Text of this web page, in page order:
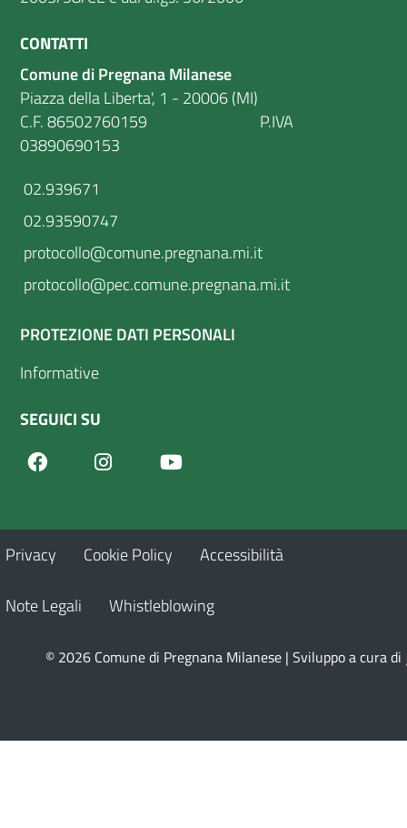
CONTATTI
Comune di Pregnana Milanese
Piazza della Liberta', 1 - 20006 (MI)
C.F. 86502760159 P.IVA
03890690153
02.939671
02.93590747
protocollo@comune.pregnana.mi.it
protocollo@pec.comune.pregnana.mi.it
PROTEZIONE DATI PERSONALI
Informative
SEGUICI SU
FacebookInstagram
Privacy Cookie Policy Accessibilità
Note Legali Whistleblowing
© 2026 Comune di Pregnana Milanese | Sviluppo a cura di